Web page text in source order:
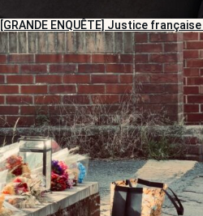
[GRANDE ENQUÊTE] Justice